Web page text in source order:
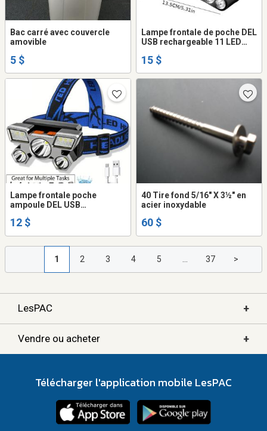
Bac carré avec couvercle
amovible
5 $
Lampe frontale de poche DEL
USB rechargeable 11 LED
camping lantern
15 $
Lampe frontale poche
ampoule DEL USB
light flashlight camping
12 $
40 Tire fond 5/16" X 3½" en
acier inoxydable
60 $
1 2 3 4 5 ... 37 >
LesPAC +
Vendre ou acheter +
Télécharger l'application mobile LesPAC